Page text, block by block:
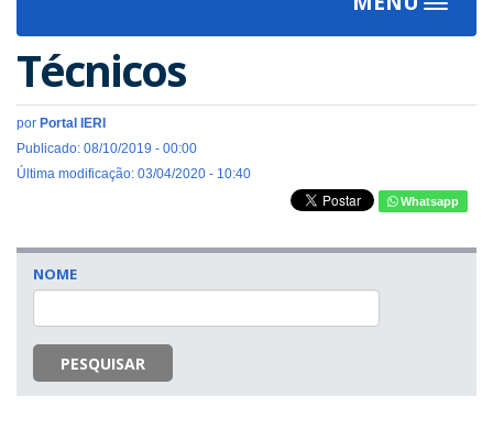
Toggle
Técnicos
por Portal IERI
Publicado: 08/10/2019 - 00:00
Última modificação: 03/04/2020 - 10:40
Whatsapp
NOME
PESQUISAR